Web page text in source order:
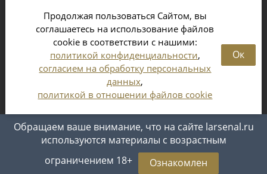
Продолжая пользоваться Сайтом, вы
соглашаетесь на использование файлов
cookie в соответствии с нашими:
политикой конфиденциальности,
согласием на обработку персональных
данных,
политикой в отношении файлов cookie
Ок
Обращаем ваше внимание, что на сайте larsenal.ru
используются материалы с возрастным
ограничением 18+
Ознакомлен
Московская область,
г. Люберцы,
ул. Хлебозаводская, 8 Б